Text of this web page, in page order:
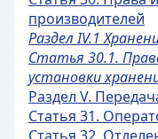
производителей
Раздел IV.1
Статья 30.1.
установки
Раздел V.
Статья 31.